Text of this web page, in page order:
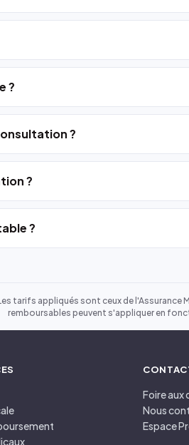
?
?
?
?
tarifs appliqués sont ceux de
remboursables peuvent s'appliquer en
Foire aux
Nous
Espace